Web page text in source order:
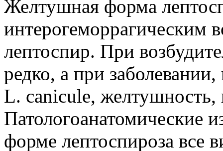
Желтушная форма
интерогеморрагическим
лептоспир. При
редко, а при
L. canicule, желтушность,
Патологоанатомические
форме лептоспироза все